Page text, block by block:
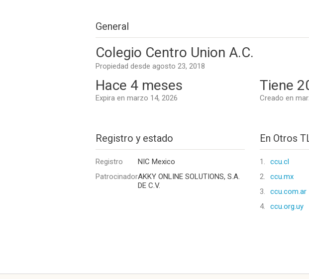
General
Colegio Centro Union A.C.
Propiedad desde agosto 23, 2018
Hace 4 meses
Expira en marzo 14, 2026
Tiene
Creado en
Registro y estado
Registro
NIC Mexico
PatrocinadorAKKY ONLINE SOLUTIONS, S.A.
DE C.V.
En Otros
1.
ccu.cl
2.
ccu.mx
3.
ccu.com.ar
4.
ccu.org.uy